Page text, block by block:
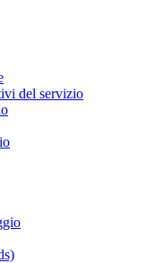
del servizio